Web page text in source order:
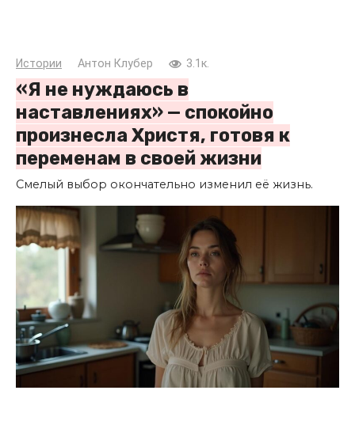
Истории Антон Клубер 3.1к.
«Я не нуждаюсь в
наставлениях» — спокойно
произнесла Христя, готовя к
переменам в своей жизни
Смелый выбор окончательно изменил её жизнь.